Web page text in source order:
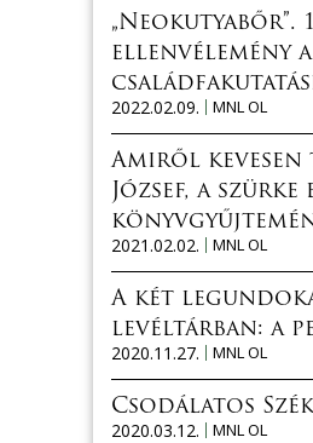
„Neokutyabőr”.
ellenvélemény a
2022.02.09.
MNL OL
Amiről kevesen
József, a szürke
2021.02.02.
MNL OL
A két
levéltárban: a
2020.11.27.
MNL OL
Csodálatos
2020.03.12.
MNL OL